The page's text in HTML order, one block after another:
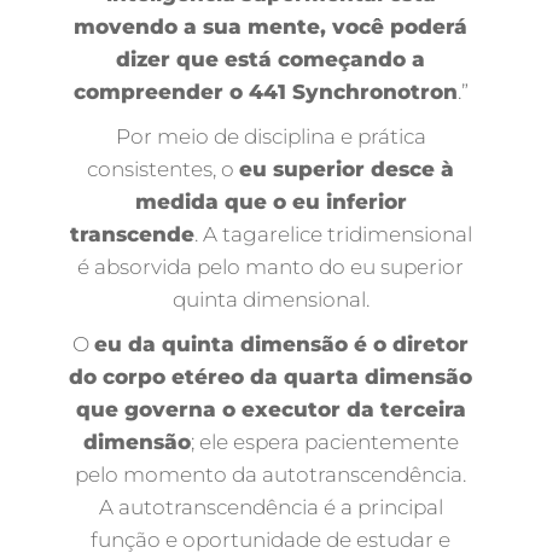
movendo a sua mente, você poderá
dizer que está começando a
compreender o 441 Synchronotron.”
Por meio de disciplina e prática
consistentes, o eu superior desce à
medida que o eu inferior
transcende. A tagarelice tridimensional
é absorvida pelo manto do eu superior
quinta dimensional.
O eu da quinta dimensão é o diretor
do corpo etéreo da quarta dimensão
que governa o executor da terceira
dimensão; ele espera pacientemente
pelo momento da autotranscendência.
A autotranscendência é a principal
função e oportunidade de estudar e